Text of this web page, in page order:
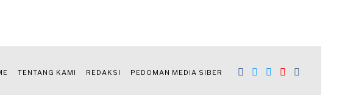
TENTANG KAMI REDAKSI PEDOMAN MEDIA SIBER